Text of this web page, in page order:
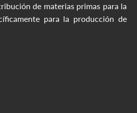
de materias primas para la
para la producción de